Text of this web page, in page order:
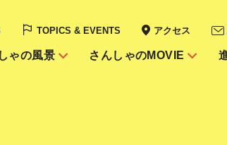
TOPICS & EVENTS アクセス
ゃの風景 さんしゃのMOVIE